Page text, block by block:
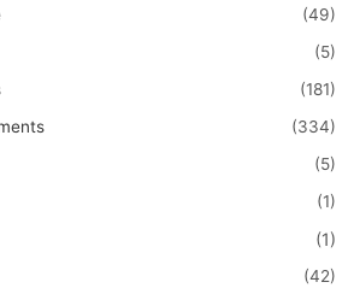
(49)
(5)
(181)
(334)
(5)
(1)
(1)
(42)